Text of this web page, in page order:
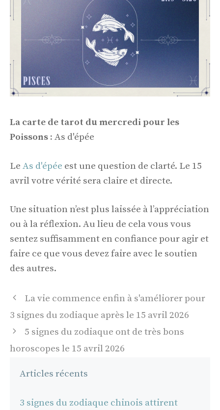
La carte de tarot du mercredi pour les
Poissons : As d'épée
Le As d'épée est une question de clarté. Le 15
avril votre vérité sera claire et directe.
Une situation n’est plus laissée à l’appréciation
ou à la réflexion. Au lieu de cela vous vous
sentez suffisamment en confiance pour agir et
faire ce que vous devez faire avec le soutien
des autres.
Navigation
des
La vie commence enfin à s'améliorer pour
3 signes du zodiaque après le 15 avril 2026
5 signes du zodiaque ont de très bons
horoscopes le 15 avril 2026
Articles récents
3 signes du zodiaque chinois attirent